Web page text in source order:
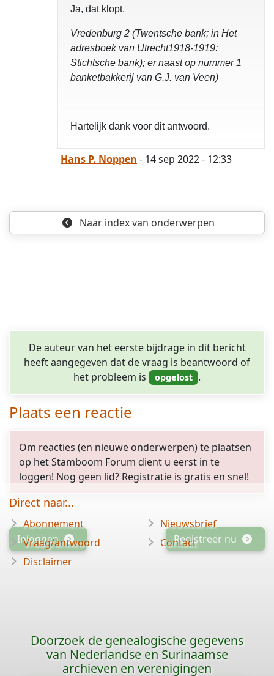
Ja, dat klopt.
Vredenburg 2 (Twentsche bank; in Het
adresboek van Utrecht1918-1919:
Stichtsche bank); er naast op nummer 1
banketbakkerij van G.J. van Veen)
Hartelijk dank voor dit antwoord.
Hans P. Noppen - 14 sep 2022 - 12:33
Naar indexvan onderwerpen
De auteur van het eerste bijdrage in dit bericht
heeft aangegeven dat de vraag is beantwoord of
het probleem is
.
Plaats een reactie
Om reacties (en nieuwe onderwerpen) te plaatsen
op het Stamboom Forum dient u eerst in te
loggen! Nog geen lid? Registratie is gratis en snel!
Inloggen Registreer nu
Direct naar...
Abonnement
Vraag/antwoord
Disclaimer
Nieuwsbrief
Contact
Doorzoek de genealogische gegevens
van Nederlandse en Surinaamse
archieven en verenigingen